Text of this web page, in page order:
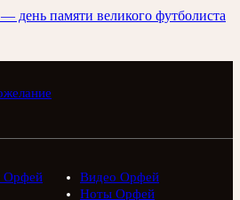
— день памяти великого футболиста
Орфей
Видео Орфей
Ноты Орфей